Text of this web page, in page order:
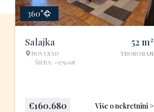
360°
Salajka
NOVI SAD
ŠIFRA: #575068
52 m2
TROSOBAN
Više o nekretnini >
€160.680